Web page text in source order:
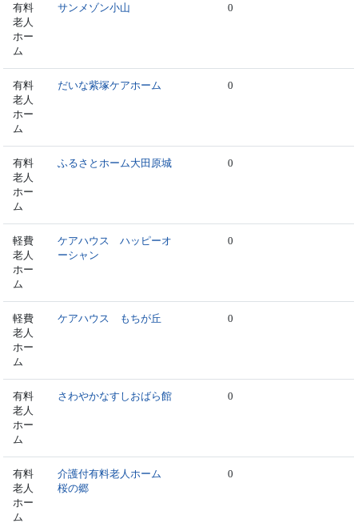
有料
老人
ホー
ム
サンメゾン小山 0
有料
老人
ホー
ム
だいな紫塚ケアホーム 0
有料
老人
ホー
ム
ふるさとホーム大田原城 0
軽費
老人
ホー
ム
ケアハウス ハッピーオ
ーシャン
0
軽費
老人
ホー
ム
ケアハウス もちが丘 0
有料
老人
ホー
ム
さわやかなすしおばら館 0
有料
老人
ホー
ム
介護付有料老人ホーム
桜の郷
0